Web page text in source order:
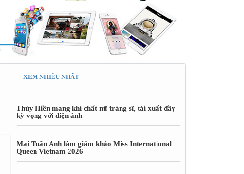
XEM NHIỀU NHẤT
Thúy Hiền mang khí chất nữ tráng sĩ, tái xuất đầy
kỳ vọng với điện ảnh
Mai Tuấn Anh làm giám khảo Miss International
Queen Vietnam 2026